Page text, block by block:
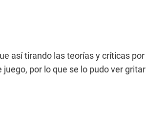
así tirando las teorías y críticas por
por lo que se lo pudo ver gritar